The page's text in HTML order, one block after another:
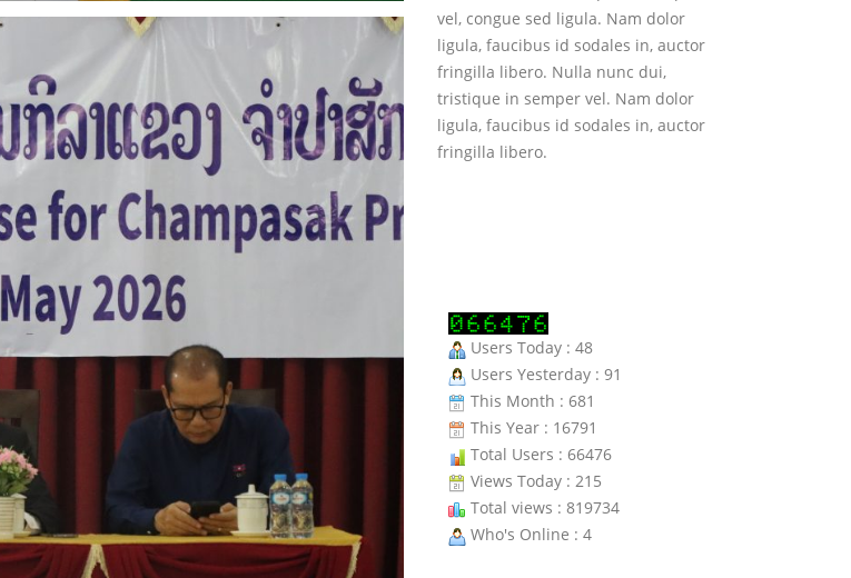
Nulla nunc dui, tristique in semper
vel, congue sed ligula. Nam dolor
ligula, faucibus id sodales in, auctor
fringilla libero. Nulla nunc dui,
tristique in semper vel. Nam dolor
ligula, faucibus id sodales in, auctor
Users Today : 48
Users Yesterday : 91
This Month : 681
This Year : 16791
Total Users : 66476
Views Today : 215
Total views : 819734